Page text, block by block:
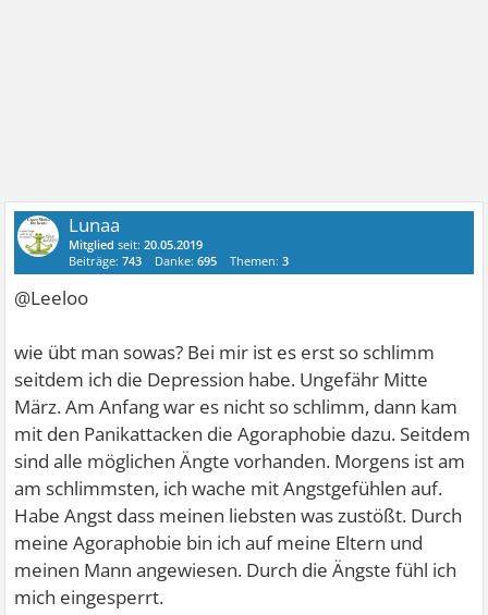
Lunaa
Mitglied seit:20.05.2019
Beiträge:743 Danke:695 Themen:3
@Leeloo
wie übt man sowas? Bei mir ist es erst so schlimm
seitdem ich die Depression habe. Ungefähr Mitte
März. Am Anfang war es nicht so schlimm, dann kam
mit den Panikattacken die Agoraphobie dazu. Seitdem
sind alle möglichen Ängte vorhanden. Morgens ist am
am schlimmsten, ich wache mit Angstgefühlen auf.
Habe Angst dass meinen liebsten was zustößt. Durch
meine Agoraphobie bin ich auf meine Eltern und
meinen Mann angewiesen. Durch die Ängste fühl ich
mich eingesperrt.